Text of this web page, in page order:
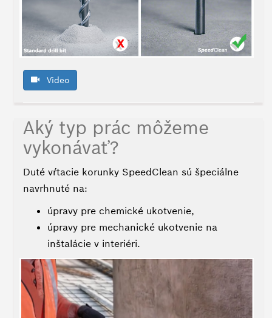
Video
Aký typ prác môžeme
vykonávať?
Duté vŕtacie korunky SpeedClean sú špeciálne
navrhnuté na:
úpravy pre chemické ukotvenie,
úpravy pre mechanické ukotvenie na
inštalácie v interiéri.